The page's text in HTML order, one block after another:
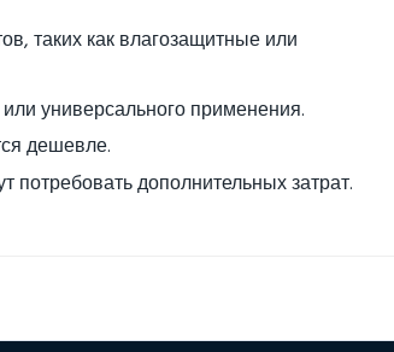
таких как влагозащитные или
универсального применения.
дешевле.
потребовать дополнительных затрат.